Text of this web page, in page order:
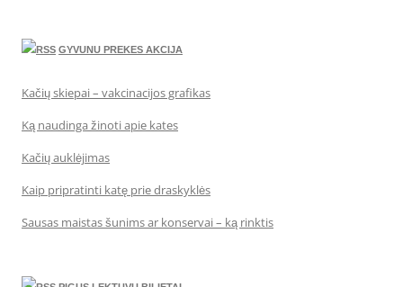
GYVUNU PREKES AKCIJA
Kačių skiepai – vakcinacijos grafikas
Ką naudinga žinoti apie kates
Kačių auklėjimas
Kaip pripratinti katę prie draskyklės
Sausas maistas šunims ar konservai – ką rinktis